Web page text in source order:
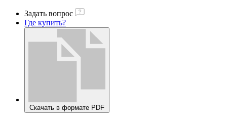
Задать вопрос
Где купить?
Скачать в формате PDF